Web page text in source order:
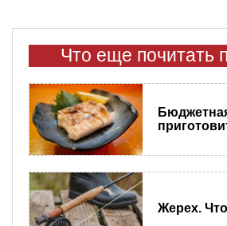
Что еще почитать
Жерех.